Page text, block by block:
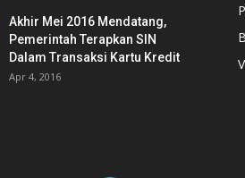
Akhir Mei 2016 Mendatang,
Pemerintah Terapkan SIN
Dalam Transaksi Kartu Kredit
Apr 4, 2016